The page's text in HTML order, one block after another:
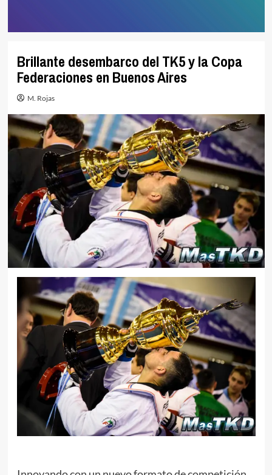
Brillante desembarco del TK5 y la Copa
Federaciones en Buenos Aires
M. Rojas